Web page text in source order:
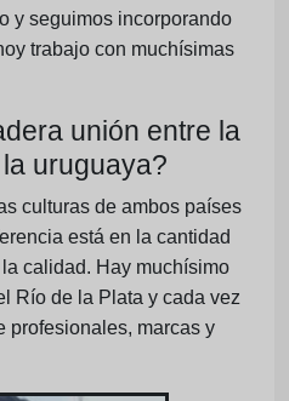
y seguimos incorporando
trabajo con muchísimas
unión entre la
uruguaya?
culturas de ambos países
está en la cantidad
calidad. Hay muchísimo
Río de la Plata y cada vez
profesionales, marcas y